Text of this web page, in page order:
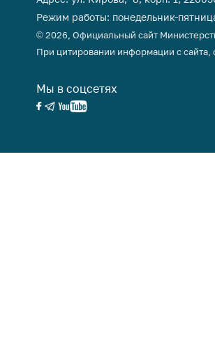
Режим работы: понедельник-
© 2026, Официальный сайт
При цитировании информации с сайта,
Мы в соцсетях